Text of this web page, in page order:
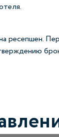
ресепшен.